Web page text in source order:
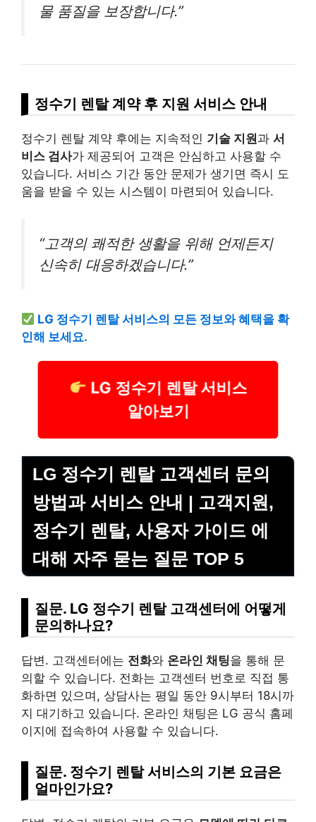
물 품질을 보장합니다.”
정수기 렌탈 계약 후 지원 서비스 안내
정수기 렌탈 계약 후에는 지속적인 기술 지원과 서
비스 검사가 제공되어 고객은 안심하고 사용할 수
있습니다. 서비스 기간 동안 문제가 생기면 즉시 도
움을 받을 수 있는 시스템이 마련되어 있습니다.
“고객의 쾌적한 생활을 위해 언제든지
신속히 대응하겠습니다.”
LG 정수기 렌탈 서비스의 모든 정보와 혜택을 확
인해 보세요.
LG 정수기 렌탈 서비스
알아보기
LG 정수기 렌탈 고객센터 문의
방법과 서비스 안내 | 고객지원,
정수기 렌탈, 사용자 가이드 에
대해 자주 묻는 질문 TOP 5
질문. LG 정수기 렌탈 고객센터에 어떻게
문의하나요?
답변. 고객센터에는 전화와 온라인 채팅을 통해 문
의할 수 있습니다. 전화는 고객센터 번호로 직접 통
화하면 있으며, 상담사는 평일 동안 9시부터 18시까
지 대기하고 있습니다. 온라인 채팅은 LG 공식 홈페
이지에 접속하여 사용할 수 있습니다.
질문. 정수기 렌탈 서비스의 기본 요금은
얼마인가요?